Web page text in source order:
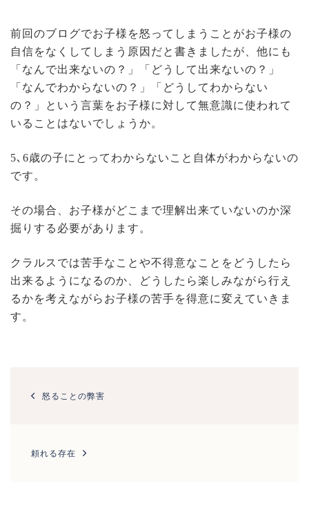
前回のブログでお子様を怒ってしまうことがお子様の
自信をなくしてしまう原因だと書きましたが、他にも
「なんで出来ないの？」「どうして出来ないの？」
「なんでわからないの？」「どうしてわからない
の？」という言葉をお子様に対して無意識に使われて
いることはないでしょうか。
5､ 6歳の子にとってわからないこと自体がわからないの
です。
その場合、お子様がどこまで理解出来ていないのか深
掘りする必要があります。
クラルスでは苦手なことや不得意なことをどうしたら
出来るようになるのか、どうしたら楽しみながら行え
るかを考えながらお子様の苦手を得意に変えていきま
す。
怒ることの弊害
頼れる存在